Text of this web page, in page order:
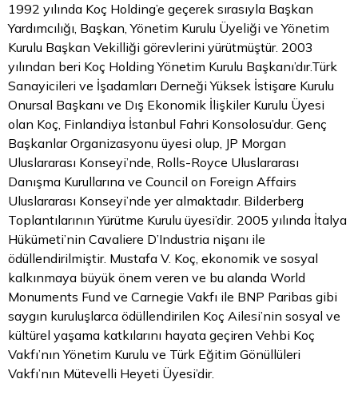
1992 yılında Koç Holding’e geçerek sırasıyla Başkan
Yardımcılığı, Başkan, Yönetim Kurulu Üyeliği ve Yönetim
Kurulu Başkan Vekilliği görevlerini yürütmüştür. 2003
yılından beri Koç Holding Yönetim Kurulu Başkanı’dır.Türk
Sanayicileri ve İşadamları Derneği Yüksek İstişare Kurulu
Onursal Başkanı ve Dış Ekonomik İlişkiler Kurulu Üyesi
olan Koç, Finlandiya İstanbul Fahri Konsolosu’dur. Genç
Başkanlar Organizasyonu üyesi olup, JP Morgan
Uluslararası Konseyi’nde, Rolls-Royce Uluslararası
Danışma Kurullarına ve Council on Foreign Affairs
Uluslararası Konseyi’nde yer almaktadır. Bilderberg
Toplantılarının Yürütme Kurulu üyesi’dir. 2005 yılında İtalya
Hükümeti’nin Cavaliere D’Industria nişanı ile
ödüllendirilmiştir. Mustafa V. Koç, ekonomik ve sosyal
kalkınmaya büyük önem veren ve bu alanda World
Monuments Fund ve Carnegie Vakfı ile BNP Paribas gibi
saygın kuruluşlarca ödüllendirilen Koç Ailesi’nin sosyal ve
kültürel yaşama katkılarını hayata geçiren Vehbi Koç
Vakfı’nın Yönetim Kurulu ve Türk Eğitim Gönüllüleri
Vakfı’nın Mütevelli Heyeti Üyesi’dir.